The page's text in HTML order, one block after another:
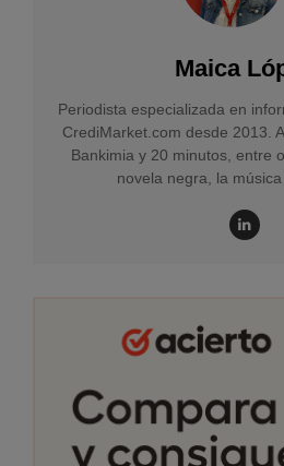
Maica
Periodista especializada en
CrediMarket.com desde 2013.
Bankimia y 20 minutos, entre
novela negra, la música